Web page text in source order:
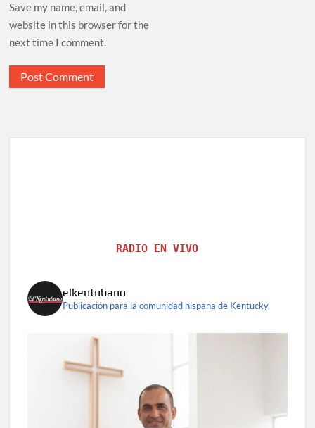
Save my name, email, and
website in this browser for the
next time I comment.
RADIO EN VIVO
elkentubano
Publicación para la comunidad hispana de Kentucky.